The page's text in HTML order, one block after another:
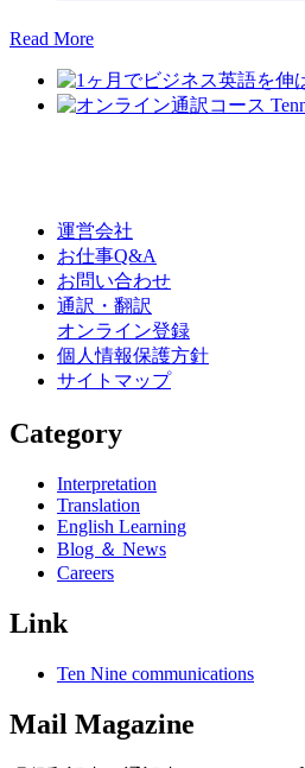
Read More
運営会社
お仕事Q&A
お問い合わせ
通訳・翻訳
オンライン登録
個人情報保護方針
サイトマップ
Category
Interpretation
Translation
English Learning
Blog ＆ News
Careers
Link
Ten Nine communications
Mail Magazine